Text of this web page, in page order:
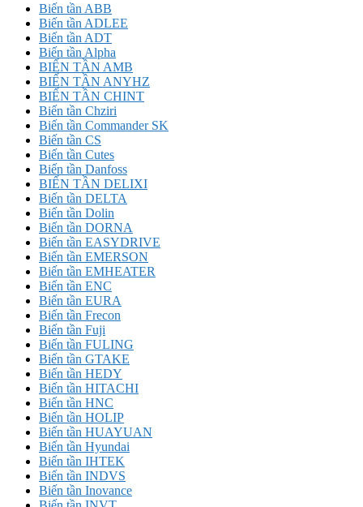
Biến tần ABB
Biến tần ADLEE
Biến tần ADT
Biến tần Alpha
BIẾN TẦN AMB
BIẾN TẦN ANYHZ
BIẾN TẦN CHINT
Biến tần Chziri
Biến tần Commander SK
Biến tần CS
Biến tần Cutes
Biến tần Danfoss
BIẾN TẦN DELIXI
Biến tần DELTA
Biến tần Dolin
Biến tần DORNA
Biến tần EASYDRIVE
Biến tần EMERSON
Biến tần EMHEATER
Biến tần ENC
Biến tần EURA
Biến tần Frecon
Biến tần Fuji
Biến tần FULING
Biến tần GTAKE
Biến tần HEDY
Biến tần HITACHI
Biến tần HNC
Biến tần HOLIP
Biến tần HUAYUAN
Biến tần Hyundai
Biến tần IHTEK
Biến tần INDVS
Biến tần Inovance